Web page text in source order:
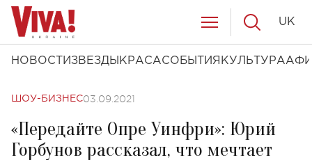
НОВОСТИ ЗВЕЗДЫ КРАСАСОБЫТИЯ КУЛЬТУРА
UK
ШОУ-БИЗНЕС03.09.2021
«Передайте Опре Уинфри»: Юрий
Горбунов рассказал, что мечтает